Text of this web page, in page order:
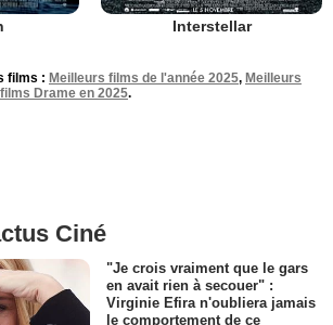
Interstellar
films : Meilleurs films de l'année 2025, Meilleurs
Drame en 2025.
Ciné
"Je crois vraiment que le gars
en avait rien à secouer" :
Virginie Efira n'oubliera jamais
le comportement de ce